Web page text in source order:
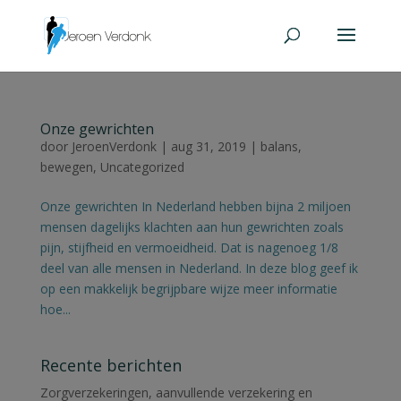
Onze gewrichten
door JeroenVerdonk| aug 31, 2019 | balans,
bewegen, Uncategorized
Onze gewrichten In Nederland hebben bijna 2 miljoen
mensen dagelijks klachten aan hun gewrichten zoals
pijn, stijfheid en vermoeidheid. Dat is nagenoeg 1/8
deel van alle mensen in Nederland. In deze blog geef ik
op een makkelijk begrijpbare wijze meer informatie
hoe...
Recente berichten
Zorgverzekeringen, aanvullende verzekering en